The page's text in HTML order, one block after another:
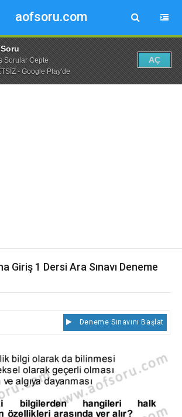
aofsoru.com
Sorular Cepte
- Google Play'de
AÇ
Giriş 1 Dersi Ara Sınavı Deneme
Deneme Sınavını Başlat